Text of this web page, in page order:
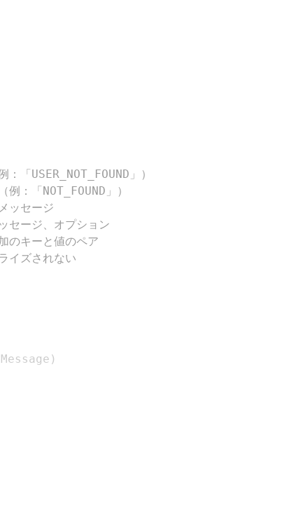
「USER_NOT_FOUND」）
：「NOT_FOUND」）
ッセージ
ージ、オプション
のキーと値のペア
イズされない
)